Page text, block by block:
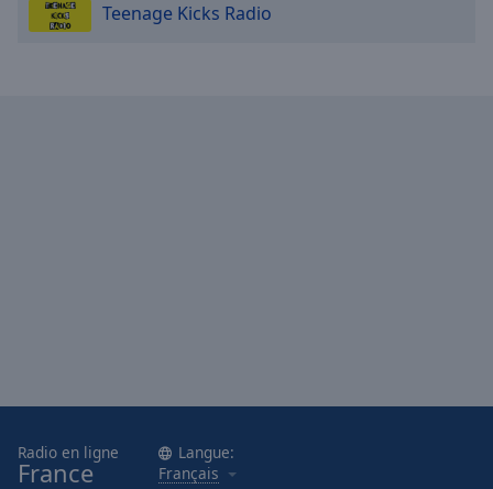
Teenage Kicks Radio
Radio en ligne
France
Langue:
Français